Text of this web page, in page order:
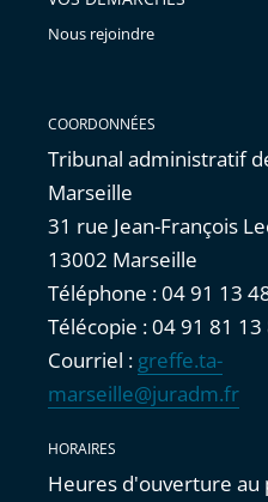
Nous rejoindre
COORDONNÉES
Tribunal administratif
Marseille
31 rue Jean-François
13002 Marseille
Téléphone : 04 91 13
Télécopie : 04 91 81 13
Courriel : greffe.ta-
marseille@juradm.fr
HORAIRES
Heures d'ouverture au